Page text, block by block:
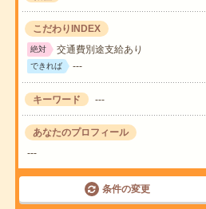
こだわりINDEX
絶対 交通費別途支給あり
できれば ---
キーワード ---
あなたのプロフィール
---
条件の変更